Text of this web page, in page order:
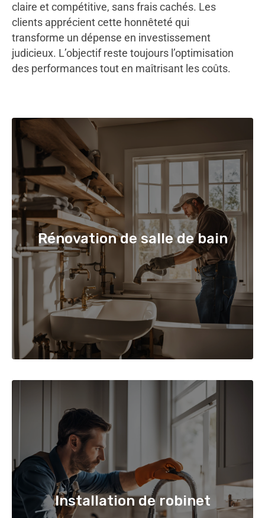
claire et compétitive, sans frais cachés. Les
clients apprécient cette honnêteté qui
transforme un dépense en investissement
judicieux. L’objectif reste toujours l’optimisation
des performances tout en maîtrisant les coûts.
Rénovation de salle de bain
Installation de robinet